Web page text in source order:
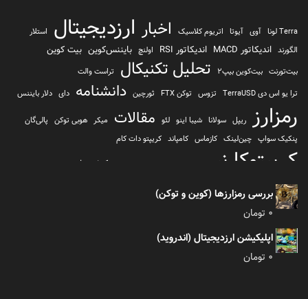
Terra لونا آوی آیوتا اتریوم کلاسیک اخبار ارزدیجیتال
استلار
الگورند اندیکاتور MACD اندیکاتور RSI اولنچ بایننس‌کوین بیت کوین
بیت‌تورنت بیت‌کوین بیپ2 تحلیل تکنیکال
تراست والت
ترا یو اس دی TerraUSD
تزوس توکن FTX ثورچین دانشنامه دای دلار بایننس
رمزارز ریپل سولانا شیبا اینو لئو مقالات میکر هوبی توکن پالی‌گان
پنکیک سواپ چین‌لینک کازماس کامپاند کریپتو دات کام
کریپتوکارنسی کیف پول
کیف پول تراست والت
بررسی رمزارزها (کوین و توکن)
0 تومان
اپلیکیشن ارزدیجیتال (اندروید)
0 تومان